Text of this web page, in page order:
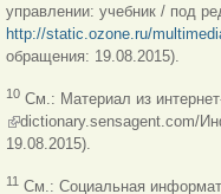
управлении: учебник / под
http://static.ozone.ru/
обращения: 19.08.2015).
10 См.: Материал из
(внешняя ссылка)
dictionary.sensagent.com/
19.08.2015).
11 См.: Социальная